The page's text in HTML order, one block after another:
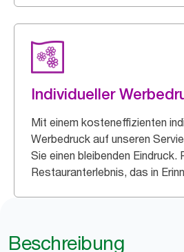
Individueller
Mit einem kosteneffizienten
Werbedruck auf unseren
Sie einen bleibenden Eindruck.
Restauranterlebnis, das in
Beschreibung